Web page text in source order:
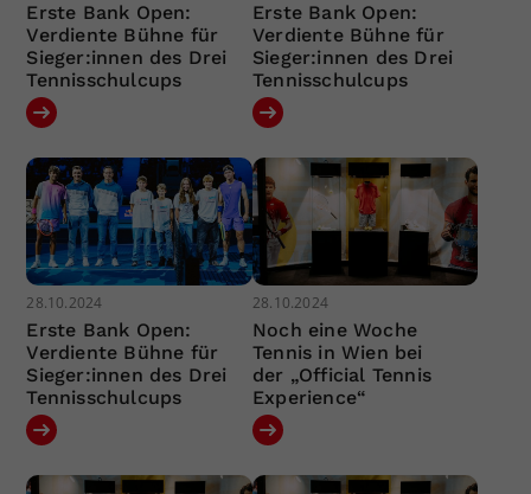
Erste Bank Open:
Verdiente Bühne für
Sieger:innen des Drei
Tennisschulcups
Erste Bank Open:
Verdiente Bühne für
Sieger:innen des Drei
Tennisschulcups
28.10.2024
Erste Bank Open:
Verdiente Bühne für
Sieger:innen des Drei
Tennisschulcups
28.10.2024
Noch eine Woche
Tennis in Wien bei
der „Official Tennis
Experience“